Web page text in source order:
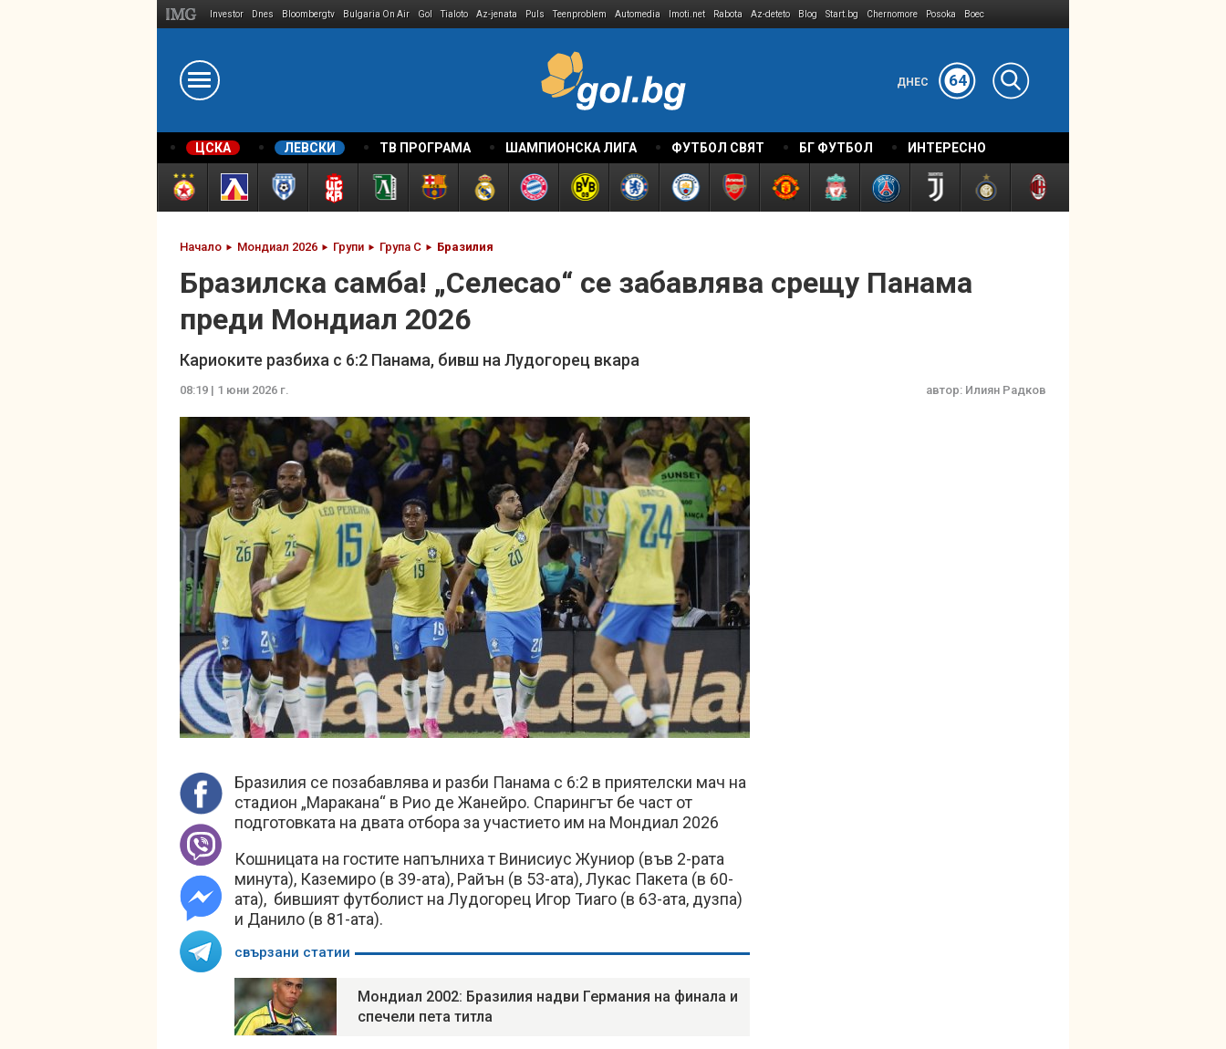
Investor Dnes Bloombergtv Bulgaria On Air Gol Tialoto Az-jenata Puls Teenproblem Automedia Imoti.net Rabota Az-deteto Blog Start.bg Chernomore Posoka Boec
ДНЕС 64
ЦСКА ЛЕВСКИ ТВ ПРОГРАМА ШАМПИОНСКА ЛИГА ФУТБОЛ СВЯТ БГ ФУТБОЛ ИНТЕРЕСНО
Начало Мондиал 2026 Групи Група C Бразилия
Бразилска самба! „Селесао“ се забавлява срещу Панама
преди Мондиал 2026
Кариоките разбиха с 6:2 Панама, бивш на Лудогорец вкара
08:19 | 1 юни 2026 г. автор: Илиян Радков
Бразилия се позабавлява и разби Панама с 6:2 в приятелски мач на
стадион „Маракана“ в Рио де Жанейро. Спарингът бе част от
подготовката на двата отбора за участието им на Мондиал 2026
Кошницата на гостите напълниха т Винисиус Жуниор (във 2-рата
минута), Каземиро (в 39-ата), Райън (в 53-ата), Лукас Пакета (в 60-
ата), бившият футболист на Лудогорец Игор Тиаго (в 63-ата, дузпа)
и Данило (в 81-ата).
свързани статии
Мондиал 2002: Бразилия надви Германия на финала и
спечели пета титла